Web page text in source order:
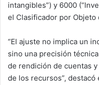
intangibles”) y 6000
el Clasificador por Objeto
“El ajuste no implica un
sino una precisión
de rendición de cuentas
de los recursos”,